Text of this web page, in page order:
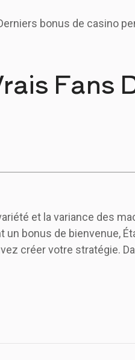
bonus de casino
Fans
et la variance des
bonus de bienvenue,
créer votre stratégie.